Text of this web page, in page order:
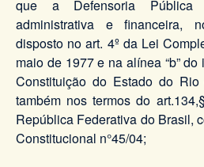
que a Defensoria Pública
administrativa e financeira,
disposto no art. 4º da Lei
maio de 1977 e na alínea “b”
Constituição do Estado do
também nos termos do
República Federativa do Brasil,
Constitucional n°45/04;